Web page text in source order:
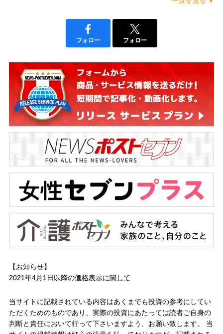
フォロー フォロー
【お知らせ】
2021年4月1日以降の価格表示に関して
当サイトに記載されている内容はあくまでも投資の参考にしてい
ただくためのものであり、実際の投資にあたっては読者ご自身の
判断と責任において行って下さいますよう、お願い致します。 当